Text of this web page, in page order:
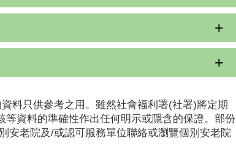
料只供參考之用。雖然社會福利署(社署)將定期
資料的準確性作出任何明示或隱含的保證。部份
安老院及/或認可服務單位聯絡或瀏覽個別安老院